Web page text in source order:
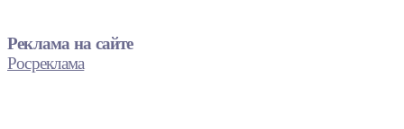
Реклама на сайте
Росреклама